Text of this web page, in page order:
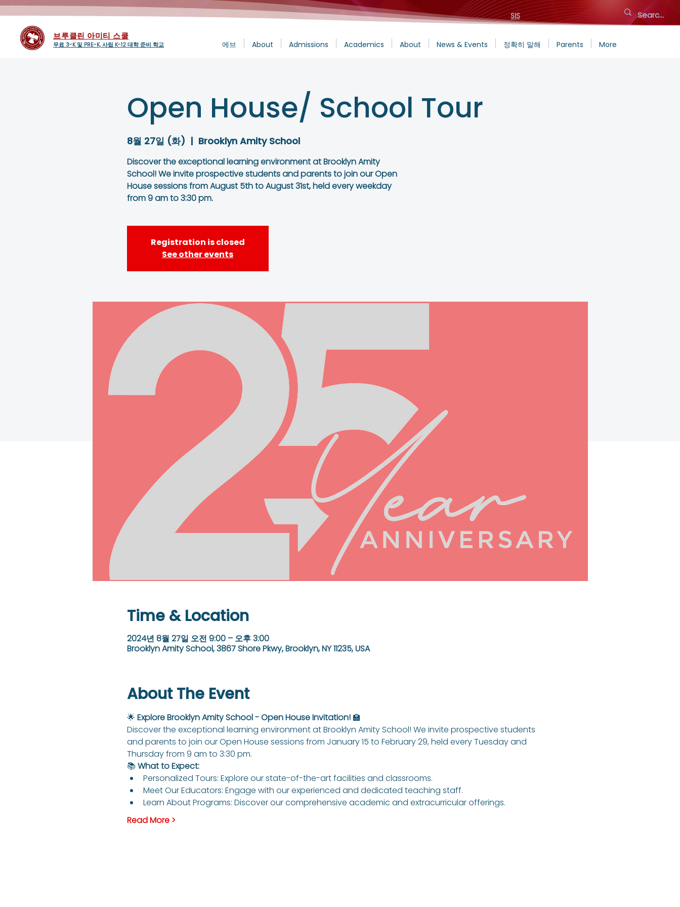
SIS
브루클린 아미티 스쿨
무료 3-K 및 PRE-K, 사립 K-12 대학 준비 학교 에브 About Admissions Academics About News & Events 정확히 말해 Parents More
Open House/ School Tour
8월 27일 (화)
  |
Brooklyn Amity School
Discover the exceptional learning environment at Brooklyn Amity
School! We invite prospective students and parents to join our Open
House sessions from August 5th to August 31st, held every weekday
from 9 am to 3:30 pm.
Registration is closed
See other events
Time & Location
2024년 8월 27일 오전 9:00 – 오후 3:00
Brooklyn Amity School, 3867 Shore Pkwy, Brooklyn, NY 11235, USA
About The Event
🌟 Explore Brooklyn Amity School - Open House Invitation! 🏫
Discover the exceptional learning environment at Brooklyn Amity School! We invite prospective students
and parents to join our Open House sessions from January 15 to February 29, held every Tuesday and
Thursday from 9 am to 3:30 pm.
📚 What to Expect:
Personalized Tours: Explore our state-of-the-art facilities and classrooms.
Meet Our Educators: Engage with our experienced and dedicated teaching staff.
Learn About Programs: Discover our comprehensive academic and extracurricular offerings.
Read More >